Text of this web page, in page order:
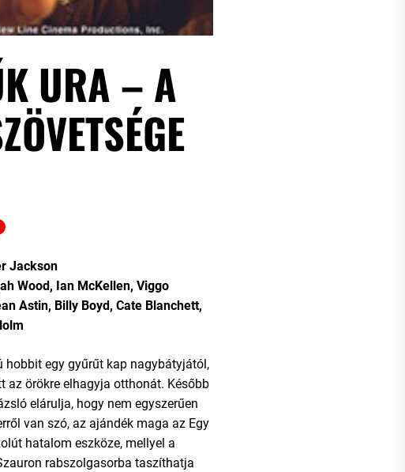
URA – A
Jackson
Wood, Ian McKellen, Viggo
Astin, Billy Boyd, Cate Blanchett,
hobbit egy gyűrűt kap nagybátyjától,
az örökre elhagyja otthonát. Később
elárulja, hogy nem egyszerűen
van szó, az ajándék maga az Egy
hatalom eszköze, mellyel a
rabszolgasorba taszíthatja